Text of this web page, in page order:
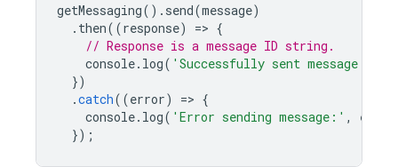
getMessaging(). send(message)
. then((response) => {
// Response is a message ID string.
console. log( 'Successfully sent message:'
})
.catch((error) => {
console. log( 'Error sending message:' , error
});